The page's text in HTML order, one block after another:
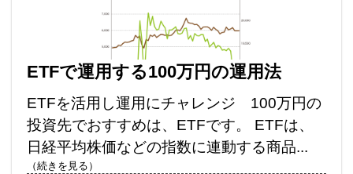
ETFで運用する100万円の運用法
ETFを活用し運用にチャレンジ 100万円の
投資先でおすすめは、ETFです。 ETFは、
日経平均株価などの指数に連動する商品...
（続きを見る）